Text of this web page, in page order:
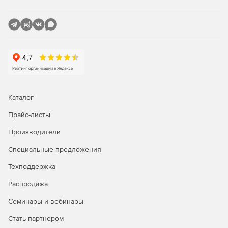
и вредоносный код. Веб-шлюз сканирует не только сайты,
но и скачанные документы, проводит проверку
распознает сайты, созданные с целью получения
персональных данных.
графический интерфейс пользователя. Администраторам
предоставляются понятные отчеты и возможность
основные настройки и отключать не требующиеся
системы для работы с другими приложениями.
Онлайн-угрозы блокируются уже на точках входа в
корпоративную сеть, т.е. однотипные угрозы
отдельно на каждом ПК. Решение позволяет
исходящих данных.
Каталог
Прайс-листы
Производители
Специальные предложения
Техподдержка
Распродажа
Семинары и вебинары
Стать партнером